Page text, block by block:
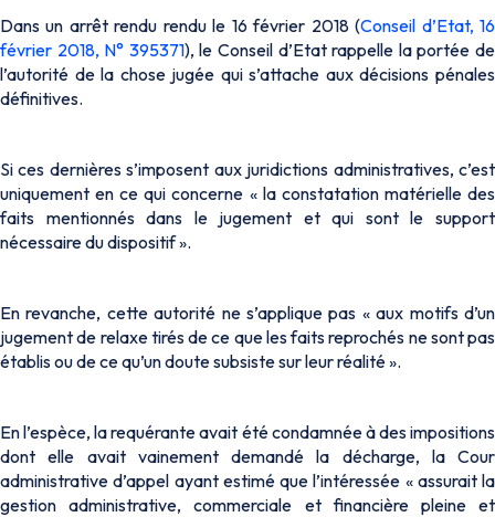
Dans un arrêt rendu rendu le 16 février 2018 (Conseil d’Etat, 16
février 2018, N° 395371), le Conseil d’Etat rappelle la portée de
l’autorité de la chose jugée qui s’attache aux décisions pénales
définitives.
Si ces dernières s’imposent aux juridictions administratives, c’est
uniquement en ce qui concerne « la constatation matérielle des
faits mentionnés dans le jugement et qui sont le support
nécessaire du dispositif».
En revanche, cette autorité ne s’applique pas «aux motifs d’un
jugement de relaxe tirés de ce que les faits reprochés ne sont pas
établis ou de ce qu’un doute subsiste sur leur réalité».
En l’espèce, la requérante avait été condamnée à des impositions
dont elle avait vainement demandé la décharge, la Cour
administrative d’appel ayant estimé que l’intéressée « assurait la
gestion administrative, commerciale et financière pleine et